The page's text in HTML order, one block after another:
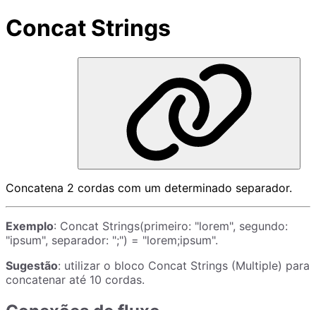
Concat Strings
Concatena 2 cordas com um determinado separador.
Exemplo: Concat Strings(primeiro: "lorem", segundo:
"ipsum", separador: ";") = "lorem;ipsum".
Sugestão: utilizar o bloco Concat Strings (Multiple) para
concatenar até 10 cordas.